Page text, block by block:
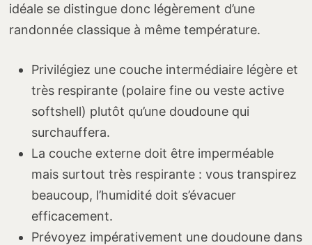
idéale se distingue donc légèrement d’une
randonnée classique à même température.
Privilégiez une couche intermédiaire légère et
très respirante (polaire fine ou veste active
softshell) plutôt qu’une doudoune qui
surchauffera.
La couche externe doit être imperméable
mais surtout très respirante : vous transpirez
beaucoup, l’humidité doit s’évacuer
efficacement.
Prévoyez impérativement une doudoune dans